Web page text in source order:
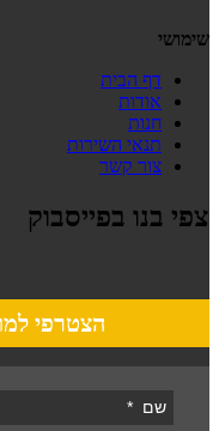
שימושי
דף הבית
אודות
חנות
תנאי השירות
צור קשר
צפי בנו בפייסבוק
הצטרפי